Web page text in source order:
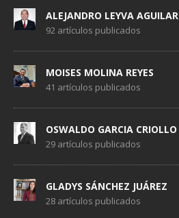
ALEJANDRO LEYVA AGUILAR
92 artículos publicados
MOISES MOLINA REYES
41 artículos publicados
OSWALDO GARCIA CRIOLLO
29 artículos publicados
GLADYS SÁNCHEZ JUÁREZ
28 artículos publicados